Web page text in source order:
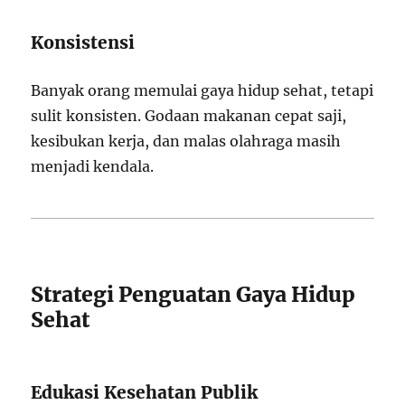
Konsistensi
Banyak orang memulai gaya hidup sehat, tetapi
sulit konsisten. Godaan makanan cepat saji,
kesibukan kerja, dan malas olahraga masih
menjadi kendala.
Strategi Penguatan Gaya Hidup
Sehat
Edukasi Kesehatan Publik